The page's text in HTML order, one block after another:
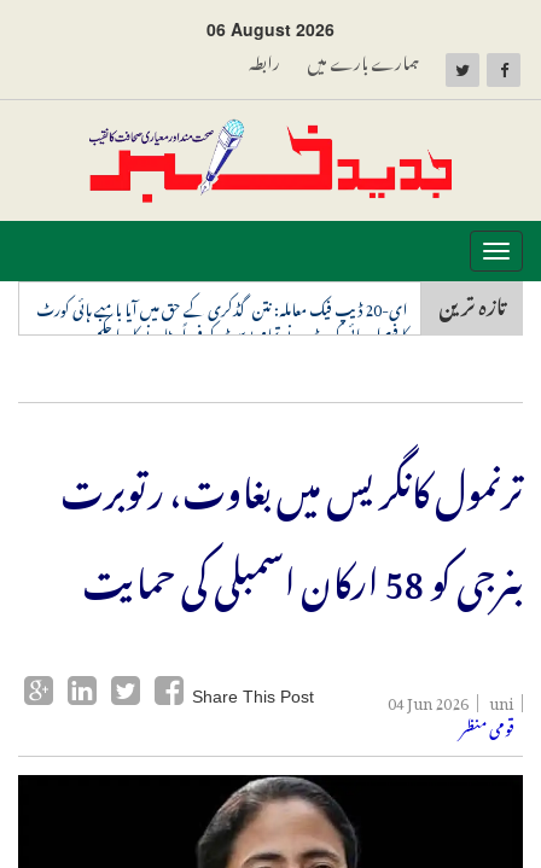
06 August 2026
ہمارے بارے میں رابطہ
Toggle
navigation
تازہ ترین ای-20 ڈیپ فیک معاملہ: نتن گڈکری کے حق میں آیا بامبے ہائی کورٹ
کا فیصلہ، ہائی کورٹ نے تمام پوسٹ کو فوراً ہٹانے کا دیا حکم
ترنمول کانگریس میں بغاوت، رتوبرت
بنرجی کو 58 ارکان اسمبلی کی حمایت
Share This Post 04 Jun 2026 uni
قومی منظر